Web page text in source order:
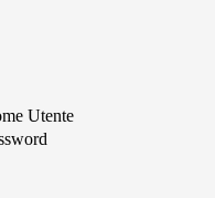
Utente